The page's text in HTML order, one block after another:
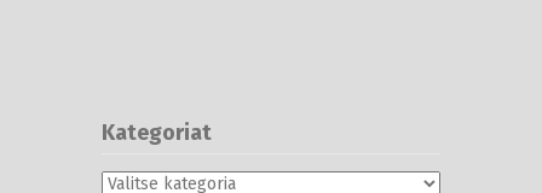
Kategoriat
Kategoriat